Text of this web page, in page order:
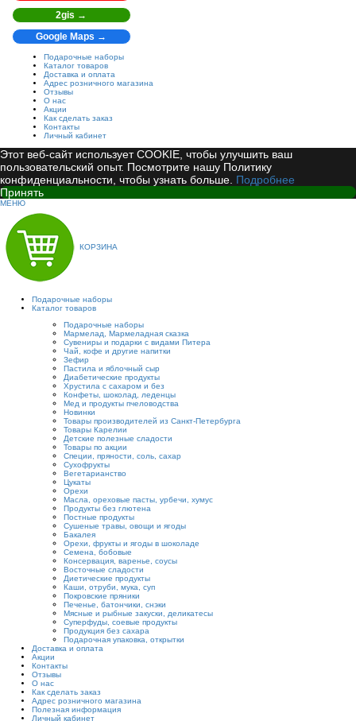
2gis →
Google Maps →
Подарочные наборы
Каталог товаров
Доставка и оплата
Адрес розничного магазина
Отзывы
О нас
Акции
Как сделать заказ
Контакты
Личный кабинет
Этот веб-сайт использует COOKIE, чтобы улучшить ваш
пользовательский опыт. Посмотрите нашу Политику
конфиденциальности, чтобы узнать больше. Подробнее
Принять
МЕНЮ
КОРЗИНА
Подарочные наборы
Каталог товаров
Подарочные наборы
Мармелад, Мармеладная сказка
Сувениры и подарки с видами Питера
Чай, кофе и другие напитки
Зефир
Пастила и яблочный сыр
Диабетические продукты
Хрустила с сахаром и без
Конфеты, шоколад, леденцы
Мед и продукты пчеловодства
Новинки
Товары производителей из Санкт-Петербурга
Товары Карелии
Детские полезные сладости
Товары по акции
Специи, пряности, соль, сахар
Сухофрукты
Вегетарианство
Цукаты
Орехи
Масла, ореховые пасты, урбечи, хумус
Продукты без глютена
Постные продукты
Сушеные травы, овощи и ягоды
Бакалея
Орехи, фрукты и ягоды в шоколаде
Семена, бобовые
Консервация, варенье, соусы
Восточные сладости
Диетические продукты
Каши, отруби, мука, суп
Покровские пряники
Печенье, батончики, снэки
Мясные и рыбные закуски, деликатесы
Суперфуды, соевые продукты
Продукция без сахара
Подарочная упаковка, открытки
Доставка и оплата
Акции
Контакты
Отзывы
О нас
Как сделать заказ
Адрес розничного магазина
Полезная информация
Личный кабинет